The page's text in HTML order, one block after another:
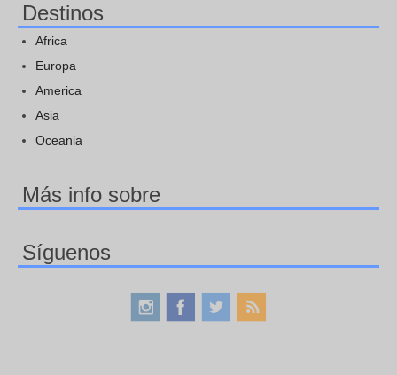
Destinos
Africa
Europa
America
Asia
Oceania
Más info sobre
Síguenos